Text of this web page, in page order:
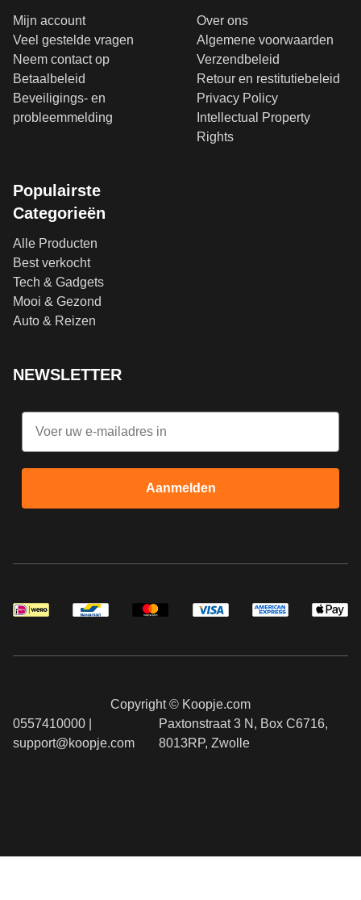
Mijn account
Veel gestelde vragen
Neem contact op
Betaalbeleid
Beveiligings- en
probleemmelding
Over ons
Algemene voorwaarden
Verzendbeleid
Retour en restitutiebeleid
Privacy Policy
Intellectual Property
Rights
Populairste
Categorieën
Alle Producten
Best verkocht
Tech & Gadgets
Mooi & Gezond
Auto & Reizen
NEWSLETTER
Email
Aanmelden
Copyright © Koopje.com
0557410000 |
support@koopje.com
Paxtonstraat 3 N, Box C6716,
8013RP, Zwolle